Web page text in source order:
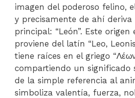
imagen del poderoso felino,
y precisamente de ahí deriva
principal: “León”. Este origen
proviene del latín “Leo,
tiene raíces en el griego
compartiendo un significado
de la simple referencia al
simboliza valentía, fuerza,